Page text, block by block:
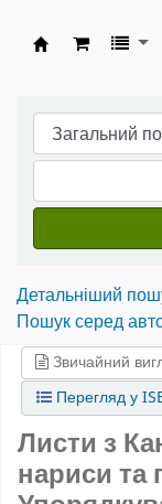
Детальніший
Пошук серед
Звичайний
Перегляд у
Листи з
нариси